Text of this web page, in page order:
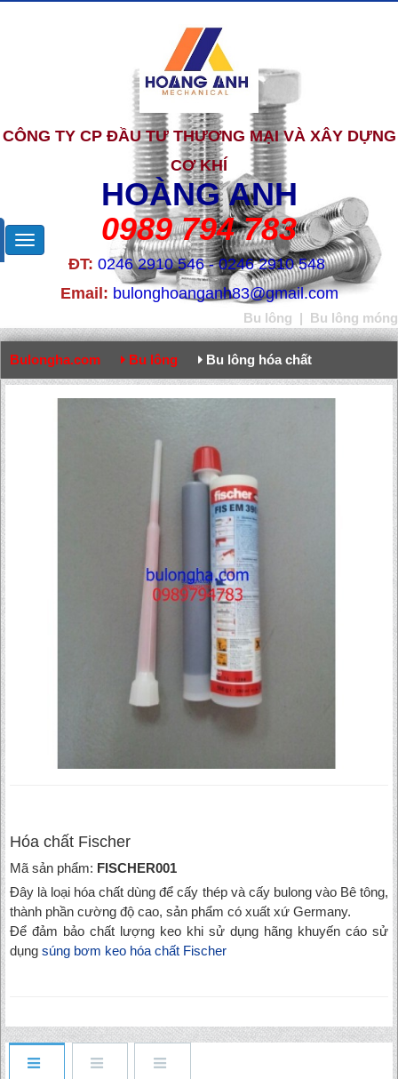
CÔNG TY CP ĐẦU TƯ THƯƠNG MẠI VÀ XÂY DỰNG
CƠ KHÍ
HOÀNG ANH
0989 794 783
ĐT: 0246 2910 546 - 0246 2910 548
Email: bulonghoanganh83@gmail.com
Bu lông | Bu lông móng
Bulongha.com Bu lông Bu lông hóa chất
Hóa chất Fischer
Mã sản phẩm: FISCHER001
Đây là loại hóa chất dùng để cấy thép và cấy bulong vào Bê tông,
thành phần cường độ cao, sản phẩm có xuất xứ Germany.
Để đảm bảo chất lượng keo khi sử dụng hãng khuyến cáo sử
dụng súng bơm keo hóa chất Fischer